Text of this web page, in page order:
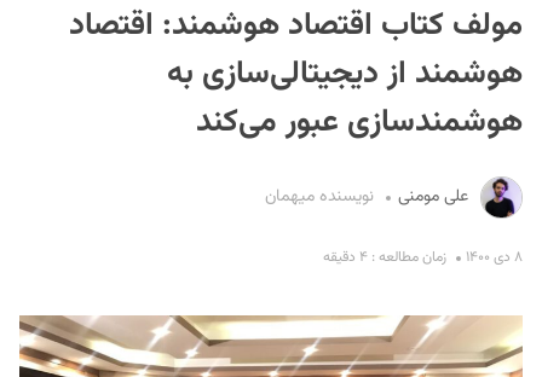
مولف کتاب اقتصاد هوشمند: اقتصاد
هوشمند از دیجیتالی‌سازی به
هوشمندسازی عبور می‌کند
علی مومنی نویسنده میهمان
۸ دی ۱۴۰۰ زمان مطالعه : ۴ دقیقه